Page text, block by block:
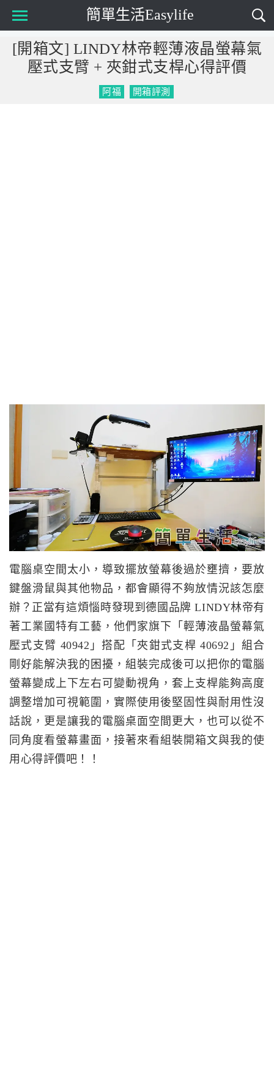
簡單生活Easylife
Main Menu
[開箱文] LINDY林帝輕薄液晶螢幕氣
壓式支臂 + 夾鉗式支桿心得評價
阿福 開箱評測
電腦桌空間太小，導致擺放螢幕後過於壅擠，要放
鍵盤滑鼠與其他物品，都會顯得不夠放情況該怎麼
辦？正當有這煩惱時發現到德國品牌 LINDY林帝有
著工業國特有工藝，他們家旗下「輕薄液晶螢幕氣
壓式支臂 40942」搭配「夾鉗式支桿 40692」組合
剛好能解決我的困擾，組裝完成後可以把你的電腦
螢幕變成上下左右可變動視角，套上支桿能夠高度
調整增加可視範圍，實際使用後堅固性與耐用性沒
話說，更是讓我的電腦桌面空間更大，也可以從不
同角度看螢幕畫面，接著來看組裝開箱文與我的使
用心得評價吧！！